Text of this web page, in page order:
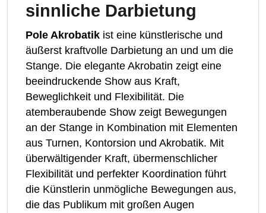
sinnliche Darbietung
Pole Akrobatik ist eine künstlerische und
äußerst kraftvolle Darbietung an und um die
Stange. Die elegante Akrobatin zeigt eine
beeindruckende Show aus Kraft,
Beweglichkeit und Flexibilität. Die
atemberaubende Show zeigt Bewegungen
an der Stange in Kombination mit Elementen
aus Turnen, Kontorsion und Akrobatik. Mit
überwältigender Kraft, übermenschlicher
Flexibilität und perfekter Koordination führt
die Künstlerin unmögliche Bewegungen aus,
die das Publikum mit großen Augen